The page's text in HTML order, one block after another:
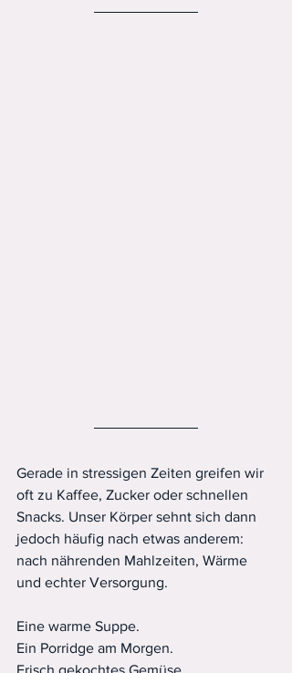
Gerade in stressigen Zeiten greifen wir
oft zu Kaffee, Zucker oder schnellen
Snacks. Unser Körper sehnt sich dann
jedoch häufig nach etwas anderem:
nach nährenden Mahlzeiten, Wärme
und echter Versorgung.
Eine warme Suppe.
Ein Porridge am Morgen.
Frisch gekochtes Gemüse.